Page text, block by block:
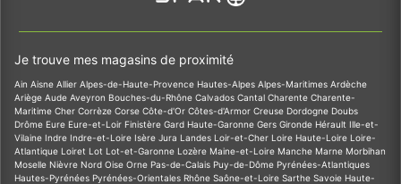
Je trouve mes magasins de proximité
Ain Aisne Allier Alpes-de-Haute-Provence Hautes-Alpes Alpes-Maritimes Ardèche
Ariège Aude Aveyron Bouches-du-Rhône Calvados Cantal Charente Charente-
Maritime Cher Corrèze Corse Côte-d'Or Côtes-d'Armor Creuse Dordogne Doubs
Drôme Eure Eure-et-Loir Finistère Gard Haute-Garonne Gers Gironde Hérault Ille-et-
Vilaine Indre Indre-et-Loire Isère Jura Landes Loir-et-Cher Loire Haute-Loire Loire-
Atlantique Loiret Lot Lot-et-Garonne Lozère Maine-et-Loire Manche Marne Morbihan
Moselle Nièvre Nord Oise Orne Pas-de-Calais Puy-de-Dôme Pyrénées-Atlantiques
Hautes-Pyrénées Pyrénées-Orientales Rhône Saône-et-Loire Sarthe Savoie Haute-